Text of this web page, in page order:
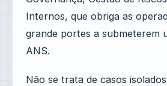
Internos, que obriga as
grande portes a submeterem
ANS.
Não se trata de casos